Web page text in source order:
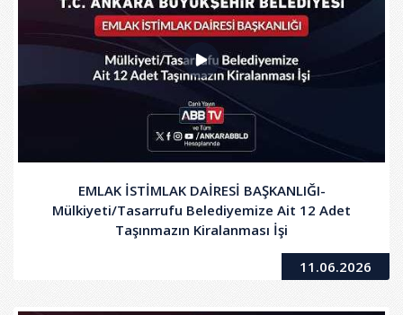
EMLAK İSTİMLAK DAİRESİ BAŞKANLIĞI-
Mülkiyeti/Tasarrufu Belediyemize Ait 12 Adet
Taşınmazın Kiralanması İşi
11.06.2026